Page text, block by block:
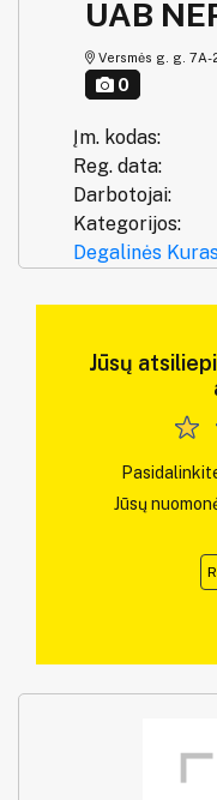
UAB
Versmės g. g. 7A-
0
Įm. kodas:
Reg. data:
Darbotojai:
Kategorijos:
Degalinės
Jūsų
Jūsų